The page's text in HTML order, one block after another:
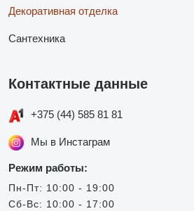
Декоративная отделка
Сантехника
Контактные данные
+375 (44) 585 81 81
Мы в Инстаграм
Режим работы:
Пн-Пт: 10:00 - 19:00
Сб-Вс: 10:00 - 17:00